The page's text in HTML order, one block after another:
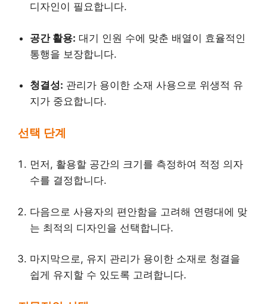
디자인이 필요합니다.
공간 활용: 대기 인원 수에 맞춘 배열이 효율적인
통행을 보장합니다.
청결성: 관리가 용이한 소재 사용으로 위생적 유
지가 중요합니다.
선택 단계
먼저, 활용할 공간의 크기를 측정하여 적정 의자
수를 결정합니다.
다음으로 사용자의 편안함을 고려해 연령대에 맞
는 최적의 디자인을 선택합니다.
마지막으로, 유지 관리가 용이한 소재로 청결을
쉽게 유지할 수 있도록 고려합니다.